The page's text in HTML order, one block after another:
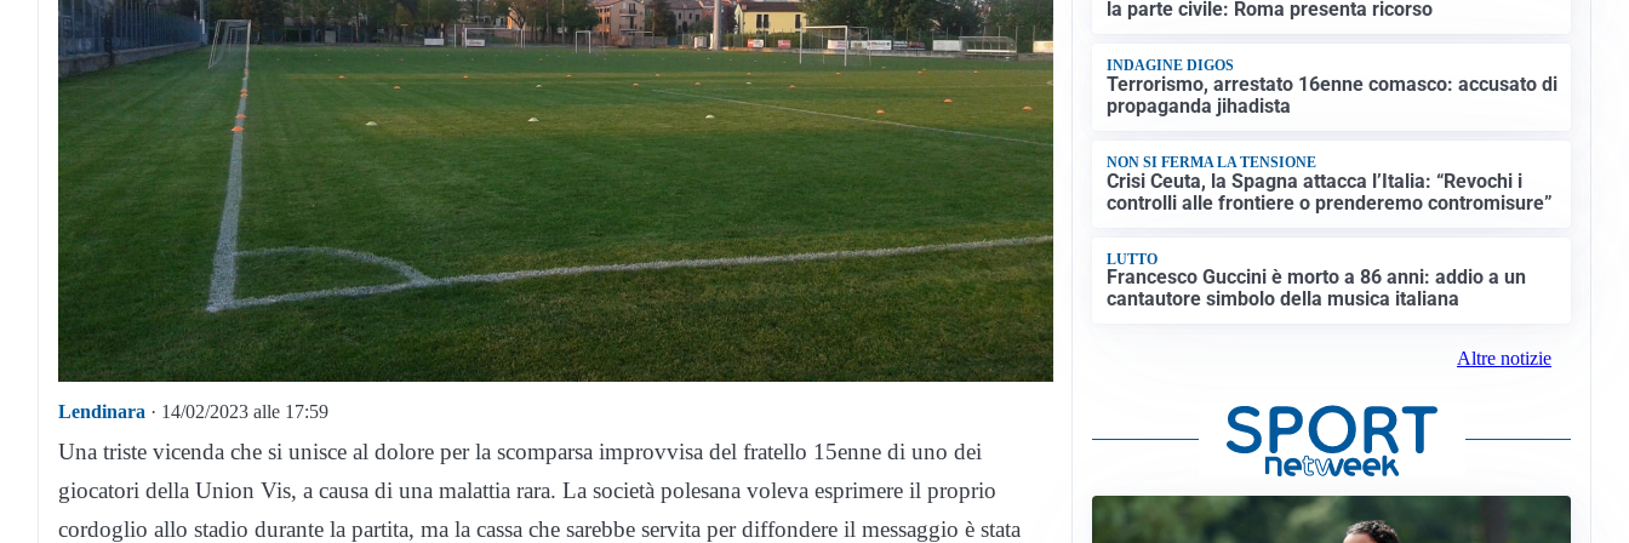
Lendinara · 14/02/2023 alle 17:59
Una triste vicenda che si unisce al dolore per la scomparsa improvvisa del fratello 15enne di uno dei
giocatori della Union Vis, a causa di una malattia rara. La società polesana voleva esprimere il proprio
cordoglio allo stadio durante la partita, ma la cassa che sarebbe servita per diffondere il messaggio è stata
la parte civile: Roma presenta ricorso
INDAGINE DIGOS
Terrorismo, arrestato 16enne comasco: accusato di
propaganda jihadista
NON SI FERMA LA TENSIONE
Crisi Ceuta, la Spagna attacca l’Italia: “Revochi i
controlli alle frontiere o prenderemo contromisure”
LUTTO
Francesco Guccini è morto a 86 anni: addio a un
cantautore simbolo della musica italiana
Altre notizie